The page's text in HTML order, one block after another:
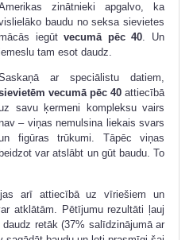
zinātnieki apgalvo, ka
baudu no seksa sievietes
iegūtvecumā pēc 40. Un
tam esot daudz.
ar speciālistu datiem,
vecumā pēc 40 attiecībā
savu ķermeni kompleksu vairs
– viņas nemulsina liekais svars
figūras trūkumi. Tāpēc viņas
beidzot var atslābt un gūt baudu. To
arī attiecībā uz vīriešiem un
atklātām. Pētījumu rezultāti ļauj
retāk (37% salīdzinājumā ar